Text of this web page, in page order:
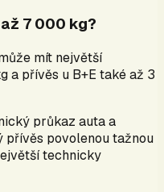
7 000 kg?
mít největší
a přívěs u B+E také až 3
průkaz auta a
přívěs povolenou tažnou
technicky